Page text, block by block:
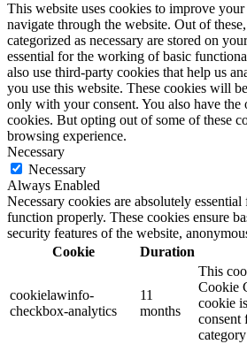
This website uses cookies to improve
navigate through the website. Out of
categorized as necessary are stored on
essential for the working of basic
also use third-party cookies that help us
you use this website. These cookies will
only with your consent. You also have the
cookies. But opting out of some of these
browsing experience.
Necessary
Necessary
Always Enabled
Necessary cookies are absolutely
function properly. These cookies ensure
security features of the website,
Cookie
Duration
cookielawinfo-
checkbox-analytics
11
months
This
Cookie
cookie
consent